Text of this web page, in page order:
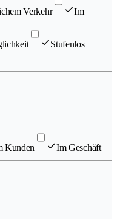
Verkehr Im
Stufenlos
Kunden Im Geschäft